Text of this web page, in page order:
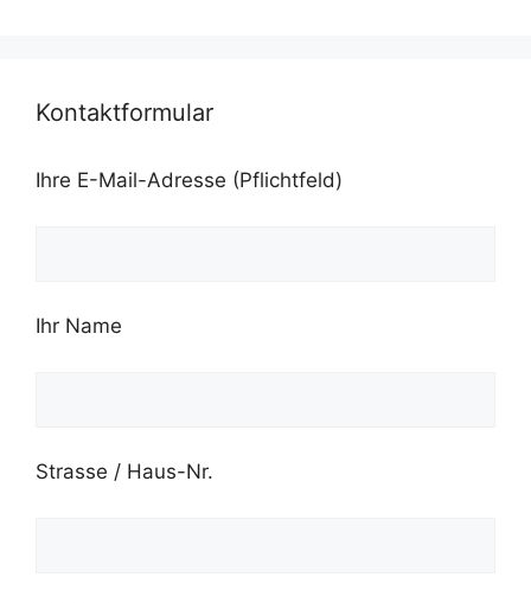
Kontaktformular
Ihre E-Mail-Adresse (Pflichtfeld)
Ihr Name
Strasse / Haus-Nr.